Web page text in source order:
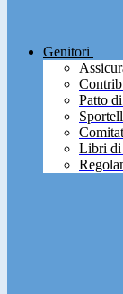
Genitori
Patto
Libri di